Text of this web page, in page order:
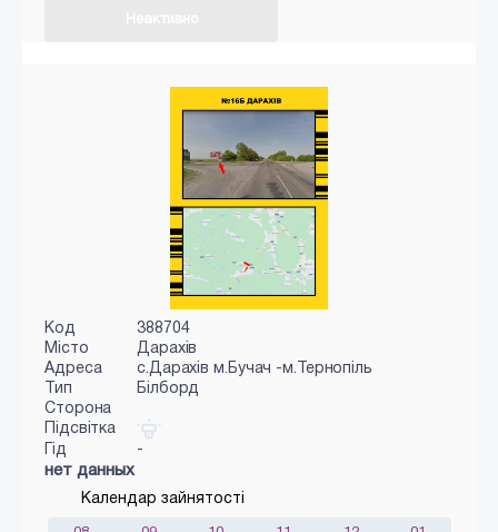
Код
388704
Місто
Дарахів
Адреса
с.Дарахів м.Бучач -м.Тернопіль
Тип
Білборд
Сторона
Підсвітка
Гід
-
нет данных
Календар зайнятості